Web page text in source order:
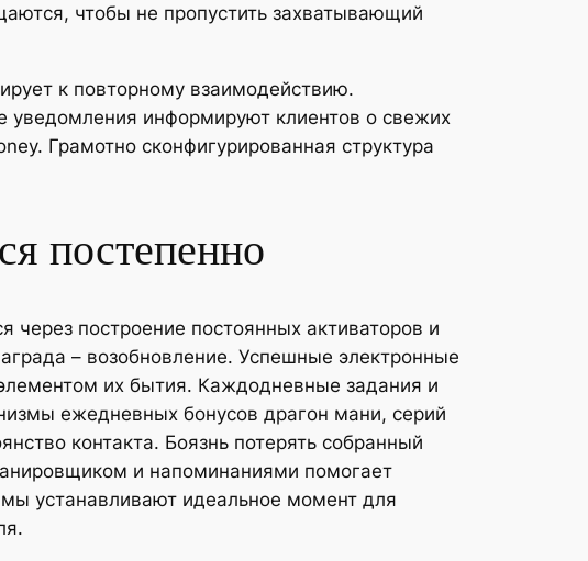
чтобы не пропустить захватывающий
к повторному взаимодействию.
информируют клиентов о свежих
Грамотно сконфигурированная структура
постепенно
построение постоянных активаторов и
– возобновление. Успешные электронные
их бытия. Каждодневные задания и
ежедневных бонусов драгон мани, серий
контакта. Боязнь потерять собранный
и напоминаниями помогает
устанавливают идеальное момент для